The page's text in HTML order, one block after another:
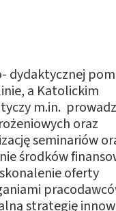
dydaktycznej
a Katolickim
m.in.
oraz
seminariów
środków
oferty
strategię